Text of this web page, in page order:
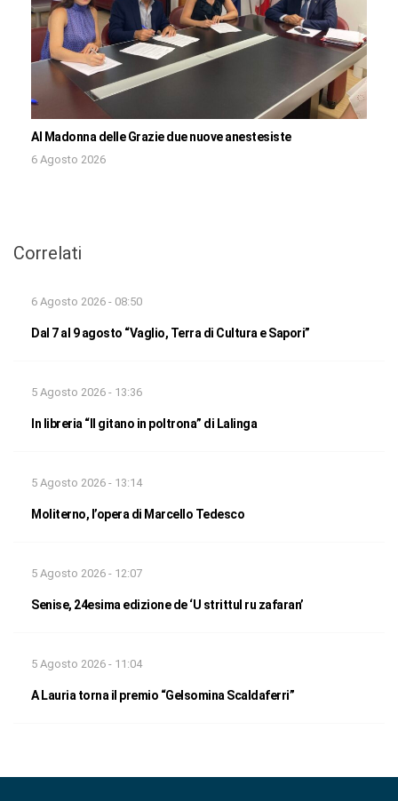
Al Madonna delle Grazie due nuove anestesiste
6 Agosto 2026
Correlati
6 Agosto 2026 - 08:50
Dal 7 al 9 agosto “Vaglio, Terra di Cultura e Sapori”
5 Agosto 2026 - 13:36
In libreria “Il gitano in poltrona” di Lalinga
5 Agosto 2026 - 13:14
Moliterno, l’opera di Marcello Tedesco
5 Agosto 2026 - 12:07
Senise, 24esima edizione de ‘U strittul ru zafaran’
5 Agosto 2026 - 11:04
A Lauria torna il premio “Gelsomina Scaldaferri”